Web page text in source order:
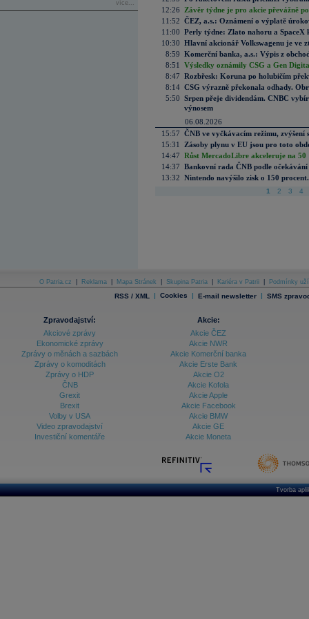
více...
12:26
Závěr týdne je pro akcie převážně
11:52 ČEZ, a.s.: Oznámení o výplatě
11:00 Perly týdne: Zlato nahoru a SpaceX
10:30 Hlavní akcionář Volkswagenu je ve
8:59 Komerční banka, a.s.: Výpis z
8:51
Výsledky oznámily CSG a Gen
8:47 Rozbřesk: Koruna po holubičím
8:14 CSG výrazně překonala odhady.
5:50 Srpen přeje dividendám. CNBC
výnosem
06.08.2026
15:57 ČNB ve vyčkávacím režimu, zvýšení
15:31
Zásoby plynu v EU jsou pro toto
14:47 Růst MercadoLibre akceleruje na
14:37 Bankovní rada ČNB podle
13:32 Nintendo navýšilo zisk o 150
1 2 3 4
O Patria.cz Reklama Mapa Stránek Skupina Patria Kariéra v Patrii Podmínky
RSS / XML | Cookies | E-mail newsletter | SMS
Zpravodajství:
Akciové zprávy
Ekonomické zprávy
Zprávy o měnách a sazbách
Zprávy o komoditách
Zprávy o HDP
ČNB
Grexit
Brexit
Volby v USA
Video zpravodajství
Investiční komentáře
Akcie:
Akcie ČEZ
Akcie NWR
Akcie Komerční banka
Akcie Erste Bank
Akcie O2
Akcie Kofola
Akcie Apple
Akcie Facebook
Akcie BMW
Akcie GE
Akcie Moneta
Tvorba